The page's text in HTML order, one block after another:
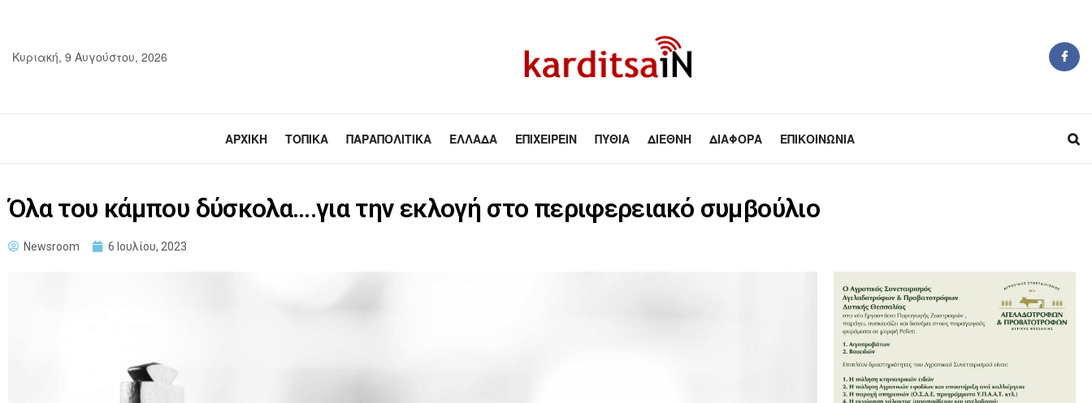
Κυριακή, 9 Αυγούστου, 2026
ΑΡΧΙΚΉ ΤΟΠΙΚΆ ΠΑΡΑΠΟΛΙΤΙΚΆ ΕΛΛΆΔΑ ΕΠΙΧΕΙΡΕΊΝ ΠΥΘΊΑ ΔΙΕΘΝΉ ΔΙΆΦΟΡΑ ΕΠΙΚΟΙΝΩΝΊΑ
Όλα του κάμπου δύσκολα….για την εκλογή στο περιφερειακό συμβούλιο
Newsroom 6 Ιουλίου, 2023